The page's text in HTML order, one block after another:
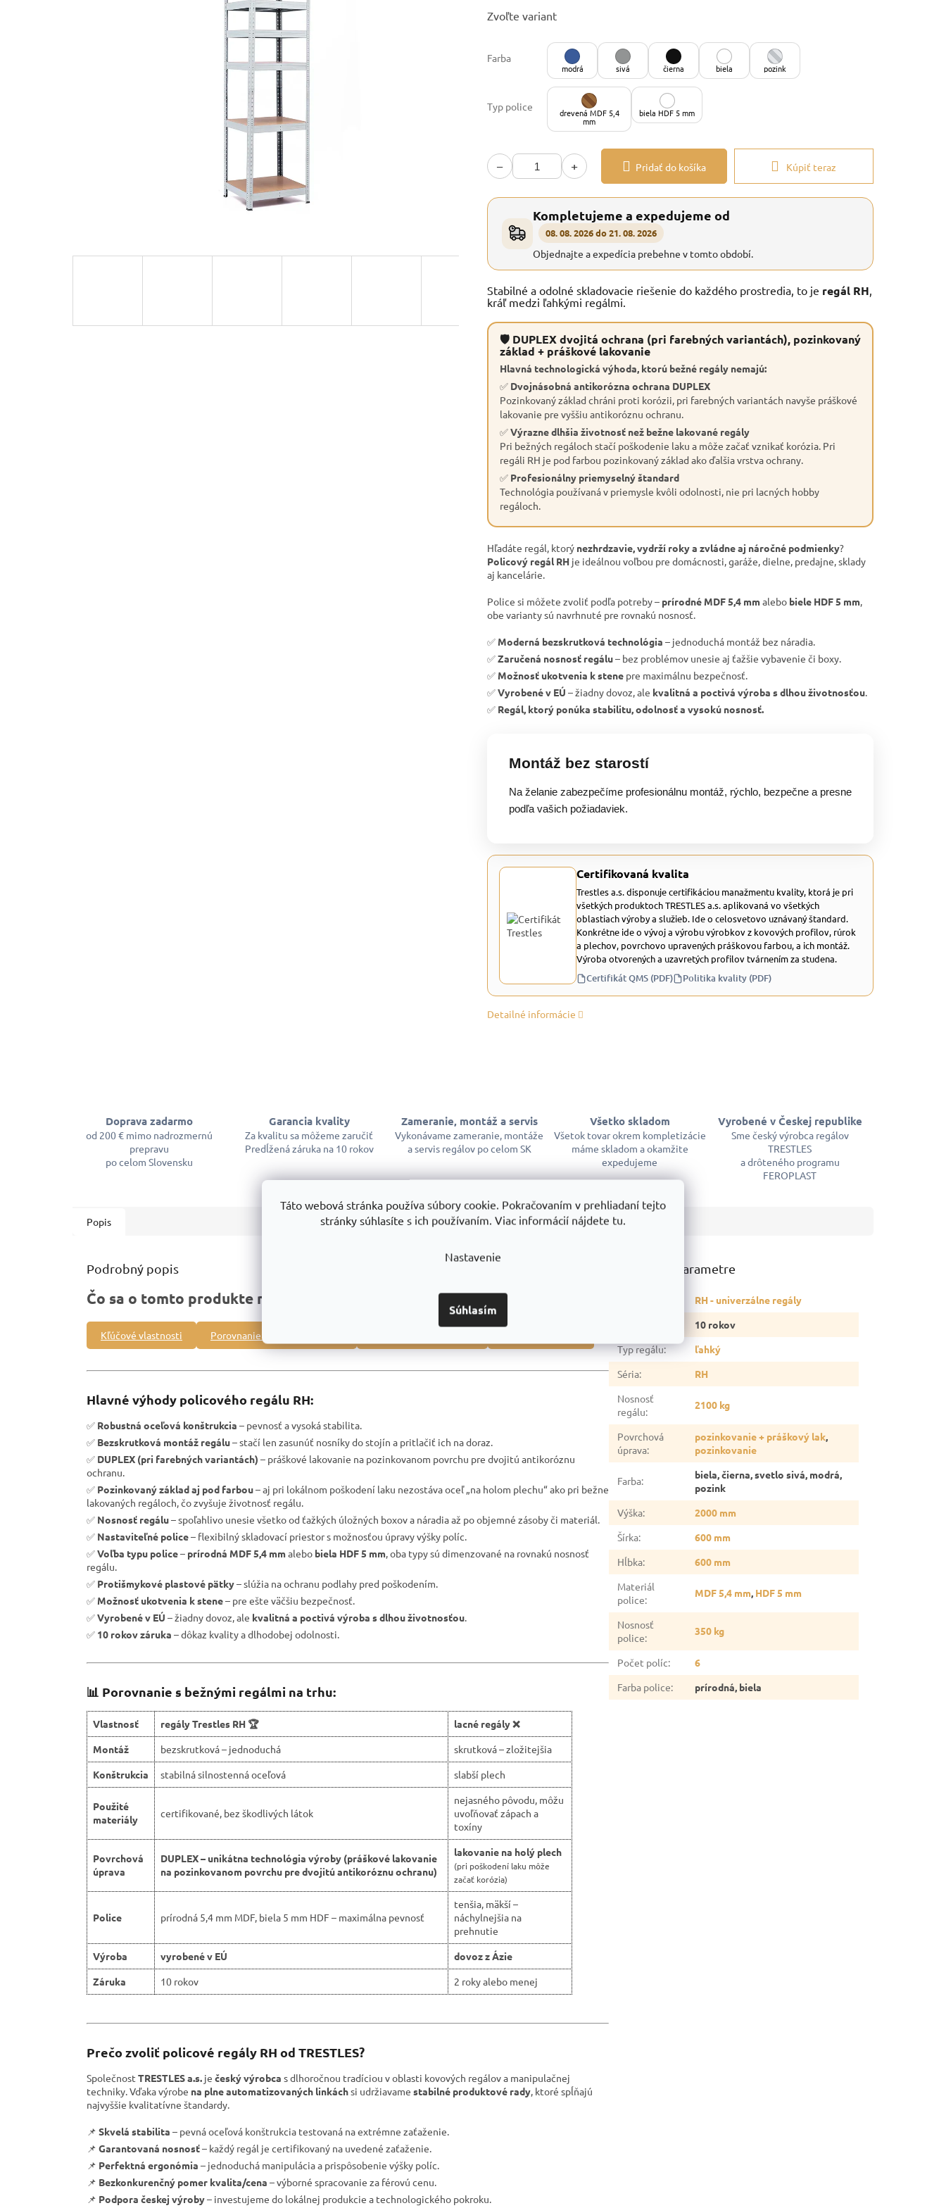
Táto webová stránka používa súbory cookie. Pokračovaním v prehliadaní tejto
stránky súhlasíte s ich používaním. Viac informácií nájdete tu.
Nastavenie
Súhlasím
cena:
Zvoľte variant
Farba
modrá sivá čierna biela pozink
Typ police drevená MDF 5,4
mm
biela HDF 5 mm
− + Pridať do košíka Kúpiť teraz
Kompletujeme a expedujeme od
08. 08. 2026 do 21. 08. 2026
Objednajte a expedícia prebehne v tomto období.
Stabilné a odolné skladovacie riešenie do každého prostredia, to je regál RH,
kráľ medzi ľahkými regálmi.
🛡 DUPLEX dvojitá ochrana (pri farebných variantách), pozinkovaný
základ + práškové lakovanie
Hlavná technologická výhoda, ktorú bežné regály nemajú:
✅ Dvojnásobná antikorózna ochrana DUPLEX
Pozinkovaný základ chráni proti korózii, pri farebných variantách navyše práškové
lakovanie pre vyššiu antikoróznu ochranu.
✅Výrazne dlhšia životnosť než bežne lakované regály
Pri bežných regáloch stačí poškodenie laku a môže začať vznikať korózia. Pri
regáli RH je pod farbou pozinkovaný základ ako ďalšia vrstva ochrany.
✅ Profesionálny priemyselný štandard
Technológia používaná v priemysle kvôli odolnosti, nie pri lacných hobby
regáloch.
Hľadáte regál, ktorý nezhrdzavie, vydrží roky a zvládne aj náročné podmienky?
Policový regál RH je ideálnou voľbou pre domácnosti, garáže, dielne, predajne, sklady
aj kancelárie.
Police si môžete zvoliť podľa potreby – prírodné MDF 5,4 mmalebo biele HDF 5 mm,
obe varianty sú navrhnuté pre rovnakú nosnosť.
✅ Moderná bezskrutková technológia – jednoduchá montáž bez náradia.
✅Zaručená nosnosť regálu– bez problémov unesie aj ťažšie vybavenie či boxy.
✅ Možnosť ukotvenia k stene pre maximálnu bezpečnosť.
✅Vyrobené v EÚ – žiadny dovoz, ale kvalitná a poctivá výroba s dlhou životnosťou.
✅ Regál, ktorý ponúka stabilitu, odolnosť a vysokú nosnosť.
Montáž bez starostí
Na želanie zabezpečíme profesionálnu montáž, rýchlo, bezpečne a presne
podľa vašich požiadaviek.
Certifikovaná kvalita
Trestles a.s. disponuje certifikáciou manažmentu kvality, ktorá je pri
všetkých produktoch TRESTLES a.s. aplikovaná vo všetkých
oblastiach výroby a služieb. Ide o celosvetovo uznávaný štandard.
Konkrétne ide o vývoj a výrobu výrobkov z kovových profilov, rúrok
a plechov, povrchovo upravených práškovou farbou, a ich montáž.
Výroba otvorených a uzavretých profilov tvárnením za studena.
Certifikát QMS (PDF) Politika kvality (PDF)
Detailné informácie
Doprava zadarmo
od 200 € mimo nadrozmernú
prepravu
po celom Slovensku
Garancia kvality
Za kvalitu sa môžeme zaručiť
Predĺžená záruka na 10 rokov
Zameranie, montáž a servis
Vykonávame zameranie, montáže
a servis regálov po celom SK
Všetko skladom
Všetok tovar okrem kompletizácie
máme skladom a okamžite
expedujeme
Vyrobené v Českej republike
Sme český výrobca regálov
TRESTLES
a drôteného programu
FEROPLAST
Popis
Podrobný popis
Čo sa o tomto produkte môžete dozvedieť? Napríklad:
Kľúčové vlastnosti Porovnanie s inými produktmi
Hlavné výhody policového regálu RH:
✅ Robustná oceľová konštrukcia – pevnosť a vysoká stabilita.
✅ Bezskrutková montáž regálu– stačí len zasunúť nosníky do stojín a pritlačiť ich na doraz.
✅ DUPLEX (pri farebných variantách) – práškové lakovanie na pozinkovanom povrchu pre dvojitú antikoróznu
ochranu.
✅ Pozinkovaný základ aj pod farbou– aj pri lokálnom poškodení laku nezostáva oceľ „na holom plechu“ ako pri bežne
lakovaných regáloch, čo zvyšuje životnosť regálu.
✅ Nosnosť regálu– spoľahlivo unesie všetko od ťažkých úložných boxov a náradia až po objemné zásoby či materiál.
✅ Nastaviteľné police– flexibilný skladovací priestor s možnosťou úpravy výšky políc.
✅Voľba typu police– prírodná MDF 5,4 mmalebo biela HDF 5 mm, oba typy sú dimenzované na rovnakú nosnosť
regálu.
✅ Protišmykové plastové pätky– slúžia na ochranu podlahy pred poškodením.
✅ Možnosť ukotvenia k stene– pre ešte väčšiu bezpečnosť.
✅Vyrobené v EÚ – žiadny dovoz, ale kvalitná a poctivá výroba s dlhou životnosťou.
✅ 10 rokov záruka – dôkaz kvality a dlhodobej odolnosti.
📊 Porovnanie s bežnými regálmi na trhu:
Vlastnosť regály Trestles RH 🏆
lacné regály ❌
Montáž
bezskrutková – jednoduchá
skrutková – zložitejšia
Konštrukcia
stabilná silnostenná oceľová slabší plech
Použité
materiály
certifikované, bez škodlivých látok
nejasného pôvodu, môžu
uvoľňovať zápach a
toxíny
Povrchová
úprava
DUPLEX – unikátna technológia výroby (práškové lakovanie
na pozinkovanom povrchu pre dvojitú antikoróznu ochranu)
lakovanie na holý plech
(pri poškodení laku môže
začať korózia)
Police prírodná 5,4 mm MDF, biela 5 mm HDF – maximálna pevnosť
tenšia, mäkší –
náchylnejšia na
prehnutie
Výroba
vyrobené v EÚ
dovoz z Ázie
Záruka
10 rokov 2 roky alebo menej
Prečo zvoliť policové regály RH od TRESTLES?
Společnost TRESTLES a.s. je český výrobca s dlhoročnou tradíciou v oblasti kovových regálov a manipulačnej
techniky. Vďaka výrobe na plne automatizovaných linkáchsi udržiavame stabilné produktové rady, ktoré spĺňajú
najvyššie kvalitatívne štandardy.
📌 Skvelá stabilita – pevná oceľová konštrukcia testovaná na extrémne zaťaženie.
📌 Garantovaná nosnosť– každý regál je certifikovaný na uvedené zaťaženie.
📌 Perfektná ergonómia – jednoduchá manipulácia a prispôsobenie výšky políc.
📌 Bezkonkurenčný pomer kvalita/cena – výborné spracovanie za férovú cenu.
📌 Podpora českej výroby– investujeme do lokálnej produkcie a technologického pokroku.
Dodatočné parametre
RH - univerzálne regály
10 rokov
Typ regálu:
ľahký
Séria:
RH
Nosnosť
regálu:
2100 kg
Povrchová
úprava:
pozinkovanie + práškový lak,
pozinkovanie
Farba:
biela, čierna, svetlo sivá, modrá,
pozink
Výška:
2000 mm
Šírka:
600 mm
Hĺbka:
600 mm
Materiál
police:
MDF 5,4 mm, HDF 5 mm
Nosnosť
police:
350 kg
Počet políc:
6
Farba police: prírodná, biela